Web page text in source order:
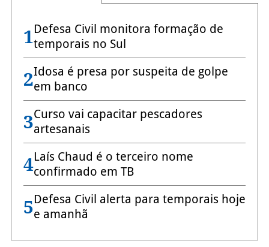
1Defesa Civil monitora formação de
temporais no Sul
2Idosa é presa por suspeita de golpe
em banco
3Curso vai capacitar pescadores
artesanais
4Laís Chaud é o terceiro nome
confirmado em TB
5Defesa Civil alerta para temporais hoje
e amanhã